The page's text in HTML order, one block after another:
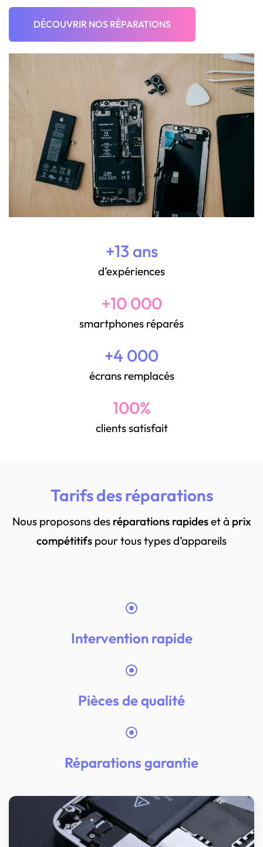
DÉCOUVRIR NOS RÉPARATIONS
+13 ans
d’expériences
+10 000
smartphones réparés
+4 000
écrans remplacés
100%
clients satisfait
Tarifs des réparations
Nous proposons des réparations rapideset à prix
compétitifs pour tous types d’appareils
Intervention rapide
Pièces de qualité
Réparations garantie